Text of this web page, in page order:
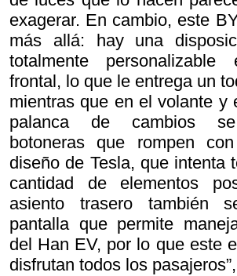
exagerar. En cambio, este
más allá: hay una
totalmente
frontal, lo que le entrega un
mientras que en el volante y
palanca de cambios se
botoneras que rompen
diseño de Tesla, que intenta
cantidad de elementos
asiento trasero también
pantalla que permite
del Han EV, por lo que este
disfrutan todos los